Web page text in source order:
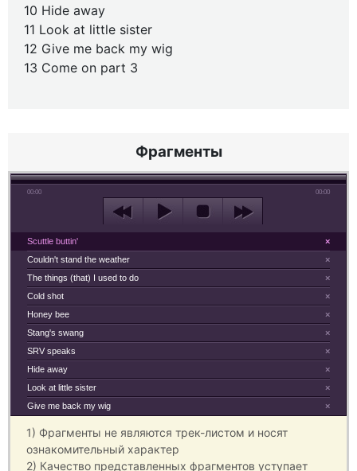
10 Hide away
11 Look at little sister
12 Give me back my wig
13 Come on part 3
Фрагменты
00:00 00:00
×
Scuttle buttin'
×
Couldn't stand the weather
×
The things (that) I used to do
×
Cold shot
×
Honey bee
×
Stang's swang
×
SRV speaks
×
Hide away
×
Look at little sister
×
Give me back my wig
1) Фрагменты не являются трек-листом и носят
ознакомительный характер
2) Качество представленных фрагментов уступает